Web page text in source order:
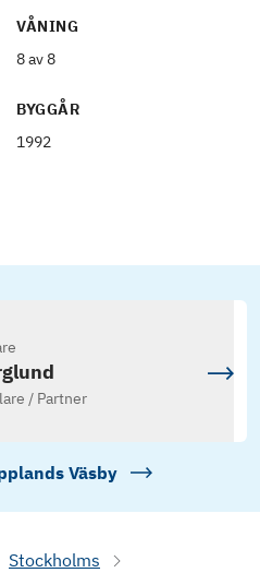
VÅNING
8 av 8
BYGGÅR
1992
/ Partner
Väsby
Stockholms